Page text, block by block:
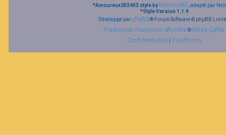
*Amoureux203403 style by MannixMD, adapté par
*Style Version 1.1.9
Développé par phpBB® Forum Software © phpBB
Traduction française officielle© Miles Cellar
Confidentialité
Conditions